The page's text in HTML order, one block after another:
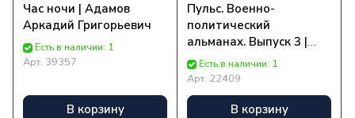
Час ночи | Адамов
Аркадий Григорьевич
Есть в наличии: 1
Арт. 39357
В корзину
Пульс. Военно-
политический
альманах. Выпуск 3 |
Нет автора
Есть в наличии: 1
Арт. 22409
В корзину